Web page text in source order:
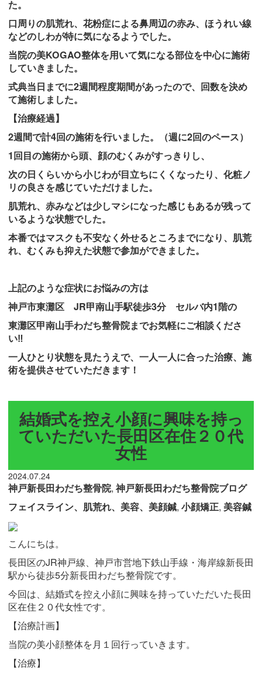
た。
口周りの肌荒れ、花粉症による鼻周辺の赤み、ほうれい線
などのしわが特に気になるようでした。
当院の美KOGAO整体を用いて気になる部位を中心に施術
していきました。
式典当日までに2週間程度期間があったので、回数を決め
て施術しました。
【治療経過】
2週間で計4回の施術を行いました。（週に2回のペース）
1回目の施術から頭、顔のむくみがすっきりし、
次の日くらいから小じわが目立ちにくくなったり、化粧ノ
リの良さを感じていただけました。
肌荒れ、赤みなどは少しマシになった感じもあるが残って
いるような状態でした。
本番ではマスクも不安なく外せるところまでになり、肌荒
れ、むくみも抑えた状態で参加ができました。
上記のような症状にお悩みの方は
神戸市東灘区 JR甲南山手駅徒歩3分 セルバ内1階の
東灘区甲南山手わだち整骨院までお気軽にご相談くださ
い‼
一人ひとり状態を見たうえで、一人一人に合った治療、施
術を提供させていただきます！
結婚式を控え小顔に興味を持っ
ていただいた長田区在住２０代
女性
2024.07.24
神戸新長田わだち整骨院, 神戸新長田わだち整骨院ブログ
フェイスライン、肌荒れ、美容、美顔鍼, 小顔矯正, 美容鍼
こんにちは。
長田区のJR神戸線、神戸市営地下鉄山手線・海岸線新長田
駅から徒歩5分新長田わだち整骨院です。
今回は、結婚式を控え小顔に興味を持っていただいた長田
区在住２０代女性です。
【治療計画】
当院の美小顔整体を月１回行っていきます。
【治療】